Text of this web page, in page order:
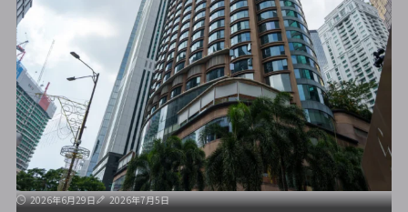
2026年6月29日 2026年7月5日